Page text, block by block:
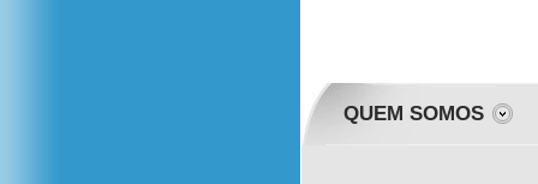
QUEM SOMOS